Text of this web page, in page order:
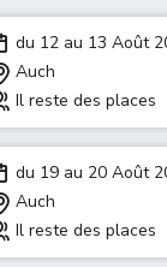
du 12 au 13 Août
Auch
Il reste des places
du 19 au 20 Août
Auch
Il reste des places